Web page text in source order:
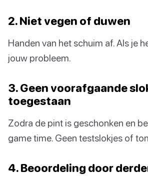
2. Niet vegen of duwen
Handen van het schuim af. Als je
jouw probleem.
3. Geen voorafgaande
toegestaan
Zodra de pint is geschonken en
game time. Geen testslokjes of
4. Beoordeling door